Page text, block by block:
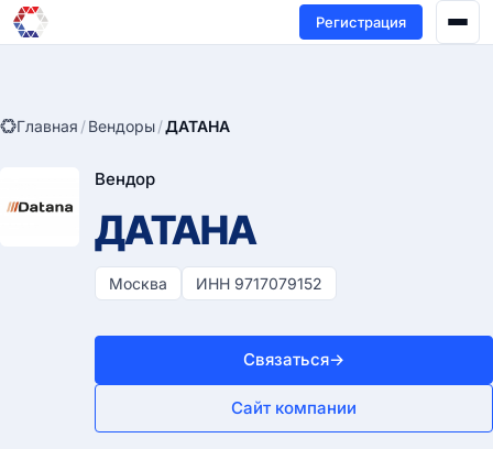
Регистрация
Главная /Вендоры/ДАТАНА
Вендор
ДАТАНА
Москва ИНН 9717079152
Связаться→
Сайт компании